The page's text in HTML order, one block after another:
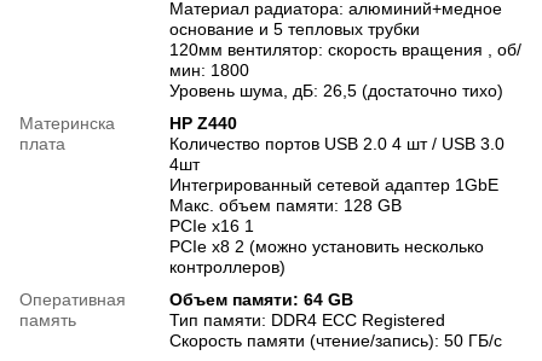
Материал радиатора: алюминий+медное
основание и 5 тепловых трубки
120мм вентилятор: скорость вращения , об/
мин: 1800
Уровень шума, дБ: 26,5 (достаточно тихо)
Материнска
плата
HP Z440
Количество портов USB 2.0 4 шт / USB 3.0
4шт
Интегрированный сетевой адаптер 1GbE
Макс. объем памяти: 128 GB
PCIe x16 1
PCIe x8 2 (можно установить несколько
контроллеров)
Оперативная
память
Объем памяти: 64 GB
Тип памяти: DDR4 ECC Registered
Скорость памяти (чтение/запись): 50 ГБ/с